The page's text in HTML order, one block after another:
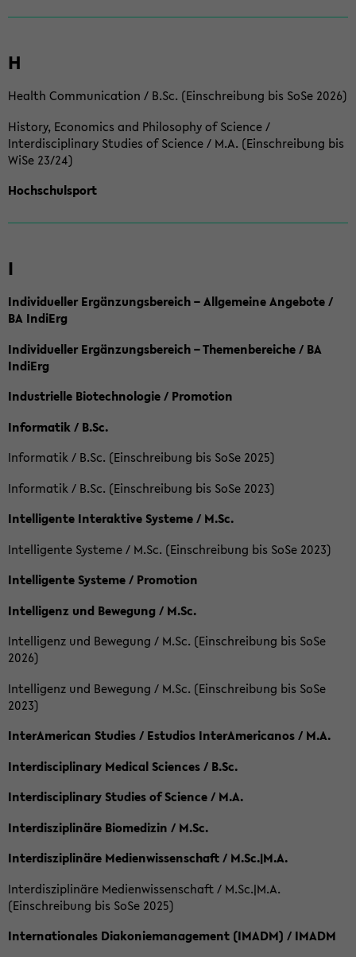
H
Health Communication / B.Sc. (Einschreibung bis SoSe 2026)
History, Economics and Philosophy of Science /
Interdisciplinary Studies of Science / M.A. (Einschreibung bis
WiSe 23/24)
Hochschulsport
I
Individueller Ergänzungsbereich – Allgemeine Angebote /
BA IndiErg
Individueller Ergänzungsbereich – Themenbereiche / BA
IndiErg
Industrielle Biotechnologie / Promotion
Informatik / B.Sc.
Informatik / B.Sc. (Einschreibung bis SoSe 2025)
Informatik / B.Sc. (Einschreibung bis SoSe 2023)
Intelligente Interaktive Systeme / M.Sc.
Intelligente Systeme / M.Sc. (Einschreibung bis SoSe 2023)
Intelligente Systeme / Promotion
Intelligenz und Bewegung / M.Sc.
Intelligenz und Bewegung / M.Sc. (Einschreibung bis SoSe
2026)
Intelligenz und Bewegung / M.Sc. (Einschreibung bis SoSe
2023)
InterAmerican Studies / Estudios InterAmericanos / M.A.
Interdisciplinary Medical Sciences / B.Sc.
Interdisciplinary Studies of Science / M.A.
Interdisziplinäre Biomedizin / M.Sc.
Interdisziplinäre Medienwissenschaft / M.Sc.|M.A.
Interdisziplinäre Medienwissenschaft / M.Sc.|M.A.
(Einschreibung bis SoSe 2025)
Internationales Diakoniemanagement (IMADM) / IMADM